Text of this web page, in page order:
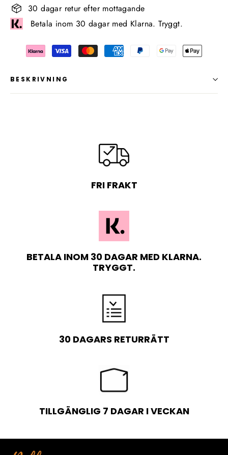
30 dagar retur efter mottagande
Betala inom 30 dagar med Klarna. Tryggt.
BESKRIVNING
FRI FRAKT
BETALA INOM 30 DAGAR MED KLARNA.
TRYGGT.
30 DAGARS RETURRÄTT
TILLGÄNGLIG 7 DAGAR I VECKAN